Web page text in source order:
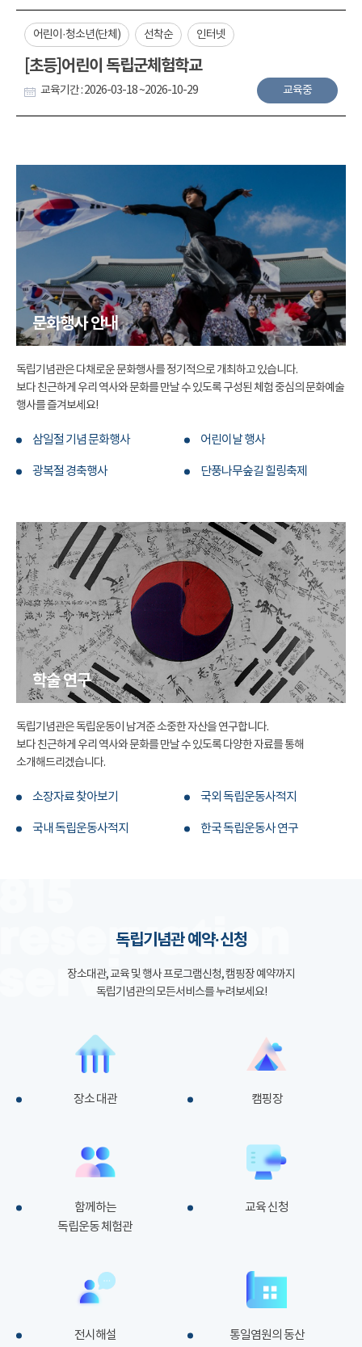
어린이·청소년(단체) 선착순 인터넷
[초등]어린이 독립군체험학교
교육기간 : 2026-03-18 ~2026-10-29 교육중
문화행사 안내
독립기념관은 다채로운 문화행사를 정기적으로 개최하고 있습니다.
보다 친근하게 우리 역사와 문화를 만날 수 있도록 구성된 체험 중심의 문화예술
행사를 즐겨보세요!
삼일절 기념 문화행사 어린이날 행사
광복절 경축행사 단풍나무숲길 힐링축제
학술 연구
독립기념관은 독립운동이 남겨준 소중한 자산을 연구합니다.
보다 친근하게 우리 역사와 문화를 만날 수 있도록 다양한 자료를 통해
소개해드리겠습니다.
소장자료 찾아보기 국외 독립운동사적지
국내 독립운동사적지 한국 독립운동사 연구
독립기념관 예약·신청
장소대관, 교육 및 행사 프로그램신청, 캠핑장 예약까지
독립기념관의 모든서비스를 누려보세요!
장소 대관 캠핑장
함께하는
독립운동 체험관
교육 신청
전시해설
통일염원의 동산